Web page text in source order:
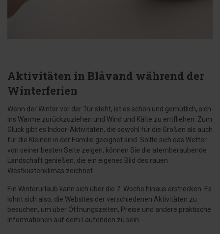
Aktivitäten in Blåvand während der
Winterferien
Wenn der Winter vor der Tür steht, ist es schön und gemütlich, sich
ins Warme zurückzuziehen und Wind und Kälte zu entfliehen. Zum
Glück gibt es Indoor-Aktivitäten, die sowohl für die Großen als auch
für die Kleinen in der Familie geeignet sind. Sollte sich das Wetter
von seiner besten Seite zeigen, können Sie die atemberaubende
Landschaft genießen, die ein eigenes Bild des rauen
Westküstenklimas zeichnet.
Ein Winterurlaub kann sich über die 7. Woche hinaus erstrecken. Es
lohnt sich also, die Websites der verschiedenen Aktivitäten zu
besuchen, um über Öffnungszeiten, Preise und andere praktische
Informationen auf dem Laufenden zu sein.